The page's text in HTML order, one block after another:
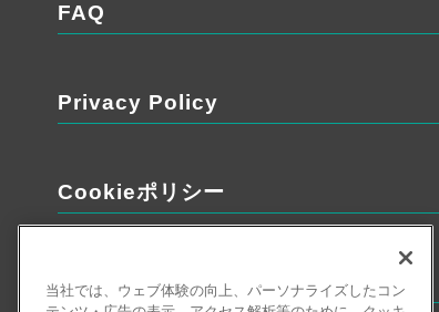
FAQ
Privacy Policy
Cookieポリシー
利用者情報の外部送信について
当社では、ウェブ体験の向上、パーソナライズしたコン